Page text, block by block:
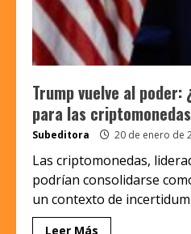
Trump vuelve al poder:
para las
Subeditora 20 de enero de
Las criptomonedas,
podrían consolidarse
un contexto de
Leer Más